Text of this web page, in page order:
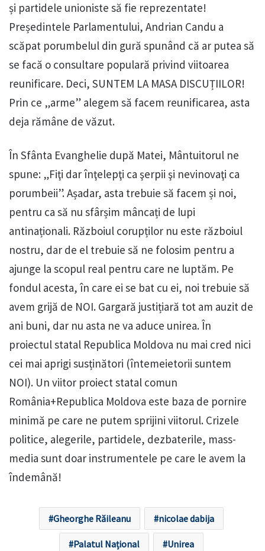
și partidele unioniste să fie reprezentate!
Președintele Parlamentului, Andrian Candu a
scăpat porumbelul din gură spunând că ar putea să
se facă o consultare populară privind viitoarea
reunificare. Deci, SUNTEM LA MASA DISCUȚIILOR!
Prin ce „arme” alegem să facem reunificarea, asta
deja rămâne de văzut.
În Sfânta Evanghelie după Matei, Mântuitorul ne
spune: „Fiţi dar înţelepţi ca şerpii şi nevinovaţi ca
porumbeii”. Așadar, asta trebuie să facem și noi,
pentru ca să nu sfârșim mâncați de lupi
antinaționali. Războiul corupților nu este războiul
nostru, dar de el trebuie să ne folosim pentru a
ajunge la scopul real pentru care ne luptăm. Pe
fondul acesta, în care ei se bat cu ei, noi trebuie să
avem grijă de NOI. Gargară justițiară tot am auzit de
ani buni, dar nu asta ne va aduce unirea. În
proiectul statal Republica Moldova nu mai cred nici
cei mai aprigi susținători (întemeietorii suntem
NOI). Un viitor proiect statal comun
România+Republica Moldova este baza de pornire
minimă pe care ne putem sprijini viitorul. Crizele
politice, alegerile, partidele, dezbaterile, mass-
media sunt doar instrumentele pe care le avem la
îndemână!
Gheorghe Răileanu nicolae dabija
Palatul Național Unirea